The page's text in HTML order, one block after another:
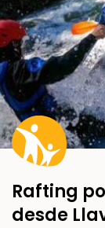
Rafting
desde